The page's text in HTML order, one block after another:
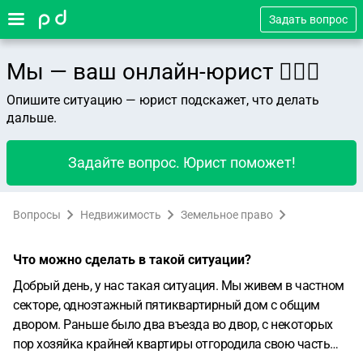
Задать вопрос
Мы — ваш онлайн-юрист 👨🏻‍⚖️
Опишите ситуацию — юрист подскажет, что делать
дальше.
Задайте вопрос. Юрист поможет!
Вопросы Недвижимость Земельное право
Что можно сделать в такой ситуации?
Добрый день, у нас такая ситуация. Мы живем в частном
секторе, одноэтажный пятиквартирный дом с общим
двором. Раньше было два въезда во двор, с некоторых
пор хозяйка крайней квартиры отгородила свою часть